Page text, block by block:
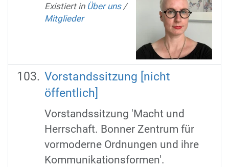
Existiert in Über uns /
Mitglieder
Vorstandssitzung [nicht
öffentlich]
Vorstandssitzung 'Macht und
Herrschaft. Bonner Zentrum für
vormoderne Ordnungen und ihre
Kommunikationsformen'.